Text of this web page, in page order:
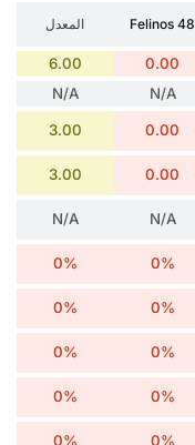
Felinos 48 المعدل
0.00
6.00
N/A
N/A
0.00
3.00
0.00
3.00
N/A
N/A
0%
0%
0%
0%
0%
0%
0%
0%
0%
0%